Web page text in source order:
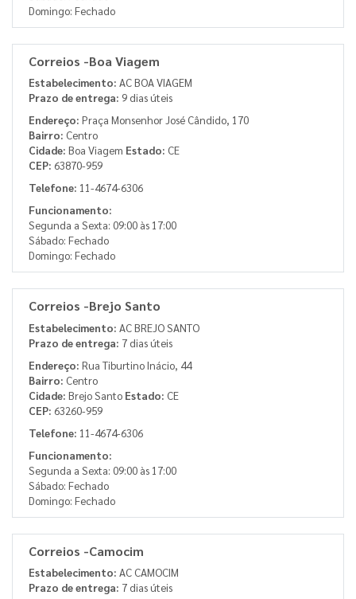
Domingo: Fechado
Correios -Boa Viagem
Estabelecimento: AC BOA VIAGEM
Prazo de entrega: 9 dias úteis
Endereço: Praça Monsenhor José Cândido, 170
Bairro: Centro
Cidade: Boa Viagem Estado: CE
CEP: 63870-959
Telefone: 11-4674-6306
Funcionamento:
Segunda a Sexta: 09:00 às 17:00
Sábado: Fechado
Domingo: Fechado
Correios -Brejo Santo
Estabelecimento: AC BREJO SANTO
Prazo de entrega: 7 dias úteis
Endereço: Rua Tiburtino Inácio, 44
Bairro: Centro
Cidade: Brejo Santo Estado: CE
CEP: 63260-959
Telefone: 11-4674-6306
Funcionamento:
Segunda a Sexta: 09:00 às 17:00
Sábado: Fechado
Domingo: Fechado
Correios -Camocim
Estabelecimento: AC CAMOCIM
Prazo de entrega: 7 dias úteis